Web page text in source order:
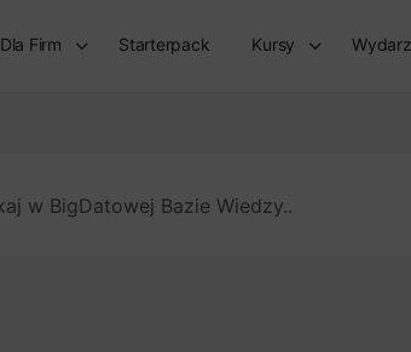
Dla Firm Starterpack Kursy